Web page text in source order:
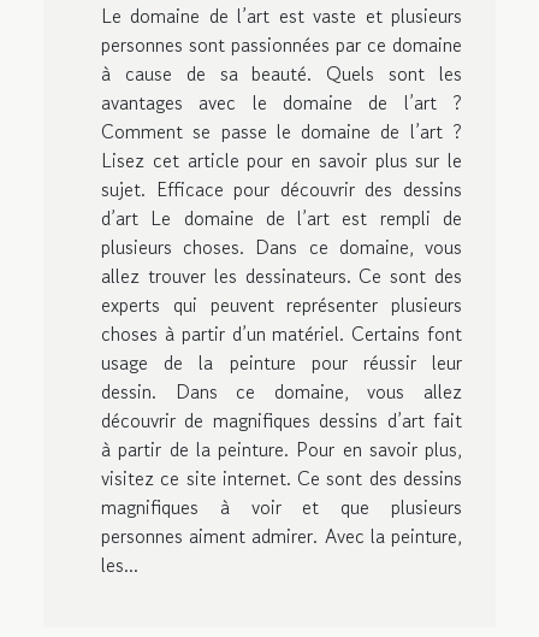
Le domaine de l’art est vaste et plusieurs
personnes sont passionnées par ce domaine
à cause de sa beauté. Quels sont les
avantages avec le domaine de l’art ?
Comment se passe le domaine de l’art ?
Lisez cet article pour en savoir plus sur le
sujet. Efficace pour découvrir des dessins
d’art Le domaine de l’art est rempli de
plusieurs choses. Dans ce domaine, vous
allez trouver les dessinateurs. Ce sont des
experts qui peuvent représenter plusieurs
choses à partir d’un matériel. Certains font
usage de la peinture pour réussir leur
dessin. Dans ce domaine, vous allez
découvrir de magnifiques dessins d’art fait
à partir de la peinture. Pour en savoir plus,
visitez ce site internet. Ce sont des dessins
magnifiques à voir et que plusieurs
personnes aiment admirer. Avec la peinture,
les...